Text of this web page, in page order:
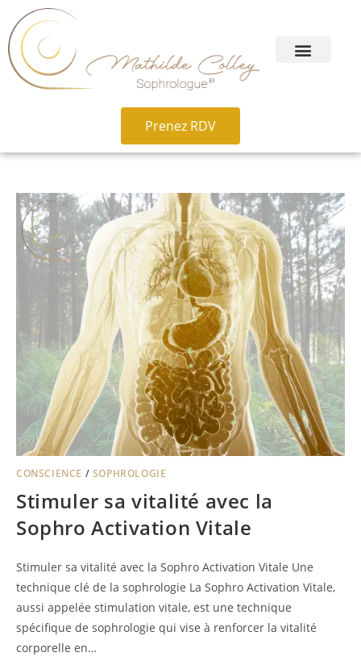
Prenez RDV
CONSCIENCE / SOPHROLOGIE
Stimuler sa vitalité avec la
Sophro Activation Vitale
Stimuler sa vitalité avec la Sophro Activation Vitale Une
technique clé de la sophrologie La Sophro Activation Vitale,
aussi appelée stimulation vitale, est une technique
spécifique de sophrologie qui vise à renforcer la vitalité
corporelle en…